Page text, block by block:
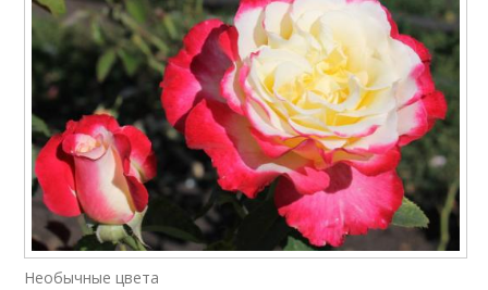
Необычные цвета